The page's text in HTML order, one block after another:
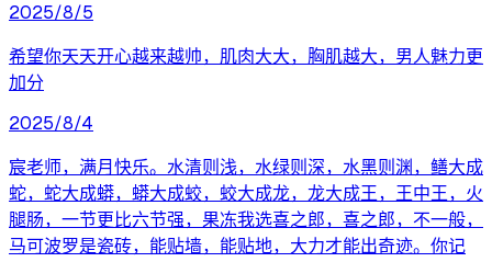
2025/8/5
希望你天天开心越来越帅，肌肉大大，胸肌越大，男人魅力更
加分
2025/8/4
宸老师，满月快乐。水清则浅，水绿则深，水黑则渊，鳝大成
蛇，蛇大成蟒，蟒大成蛟，蛟大成龙，龙大成王，王中王，火
腿肠，一节更比六节强，果冻我选喜之郎，喜之郎，不一般，
马可波罗是瓷砖，能贴墙，能贴地，大力才能出奇迹。你记